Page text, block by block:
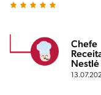
Chefe
Nestlé